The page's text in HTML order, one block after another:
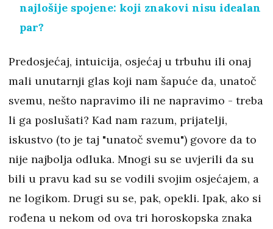
najlošije spojene: koji znakovi nisu idealan
par?
Predosjećaj, intuicija, osjećaj u trbuhu ili onaj
mali unutarnji glas koji nam šapuće da, unatoč
svemu, nešto napravimo ili ne napravimo - treba
li ga poslušati? Kad nam razum, prijatelji,
iskustvo (to je taj "unatoč svemu") govore da to
nije najbolja odluka. Mnogi su se uvjerili da su
bili u pravu kad su se vodili svojim osjećajem, a
ne logikom. Drugi su se, pak, opekli. Ipak, ako si
rođena u nekom od ova tri horoskopska znaka